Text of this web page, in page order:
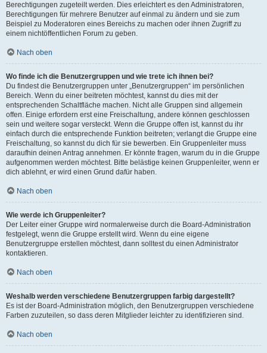
Berechtigungen zugeteilt werden. Dies erleichtert es den Administratoren,
Berechtigungen für mehrere Benutzer auf einmal zu ändern und sie zum
Beispiel zu Moderatoren eines Bereichs zu machen oder ihnen Zugriff zu
einem nichtöffentlichen Forum zu geben.
Nach oben
Wo finde ich die Benutzergruppen und wie trete ich ihnen bei?
Du findest die Benutzergruppen unter „Benutzergruppen“ im persönlichen
Bereich. Wenn du einer beitreten möchtest, kannst du dies mit der
entsprechenden Schaltfläche machen. Nicht alle Gruppen sind allgemein
offen. Einige erfordern erst eine Freischaltung, andere können geschlossen
sein und weitere sogar versteckt. Wenn die Gruppe offen ist, kannst du ihr
einfach durch die entsprechende Funktion beitreten; verlangt die Gruppe eine
Freischaltung, so kannst du dich für sie bewerben. Ein Gruppenleiter muss
daraufhin deinen Antrag annehmen. Er könnte fragen, warum du in die Gruppe
aufgenommen werden möchtest. Bitte belästige keinen Gruppenleiter, wenn er
dich ablehnt, er wird einen Grund dafür haben.
Nach oben
Wie werde ich Gruppenleiter?
Der Leiter einer Gruppe wird normalerweise durch die Board-Administration
festgelegt, wenn die Gruppe erstellt wird. Wenn du eine eigene
Benutzergruppe erstellen möchtest, dann solltest du einen Administrator
kontaktieren.
Nach oben
Weshalb werden verschiedene Benutzergruppen farbig dargestellt?
Es ist der Board-Administration möglich, den Benutzergruppen verschiedene
Farben zuzuteilen, so dass deren Mitglieder leichter zu identifizieren sind.
Nach oben